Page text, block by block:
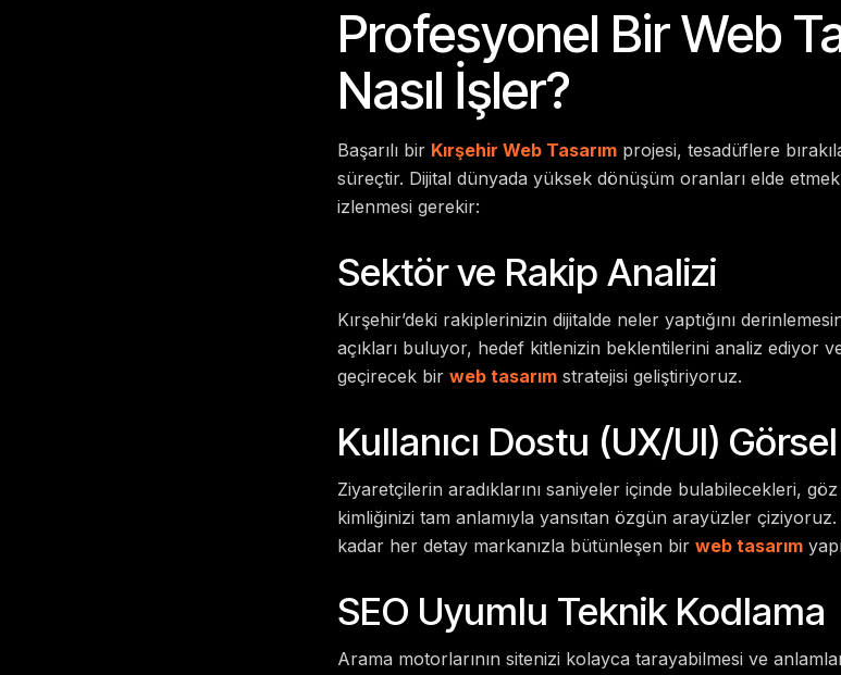
Profesyonel Bir Web
Nasıl İşler?
Başarılı bir Kırşehir Web Tasarımprojesi, tesadüflere
süreçtir. Dijital dünyada yüksek dönüşüm oranları elde
izlenmesi gerekir:
Sektör ve Rakip Analizi
Kırşehir’deki rakiplerinizin dijitalde neler yaptığını
açıkları buluyor, hedef kitlenizin beklentilerini analiz ediyor
geçirecek bir web tasarımstratejisi geliştiriyoruz.
Kullanıcı Dostu (UX/UI)
Ziyaretçilerin aradıklarını saniyeler içinde bulabilecekleri,
kimliğinizi tam anlamıyla yansıtan özgün arayüzler
kadar her detay markanızla bütünleşen bir web tasarım
SEO Uyumlu Teknik Kodlama
Arama motorlarının sitenizi kolayca tarayabilmesi ve